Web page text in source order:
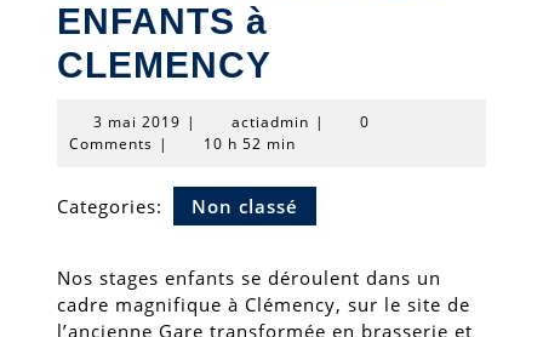
ENFANTS à
CLEMENCY
3 mai 2019
mai
| actiadmin actiadmin
|
0
Comments | 10 h 52 min
Categories: Non classé
Nos stages enfants se déroulent dans un
cadre magnifique à Clémency, sur le site de
l’ancienne Gare transformée en brasserie et